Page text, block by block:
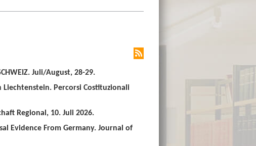
Juli/August, 28-29.
Percorsi Costituzionali
Regional, 10. Juli 2026.
Evidence From Germany. Journal of